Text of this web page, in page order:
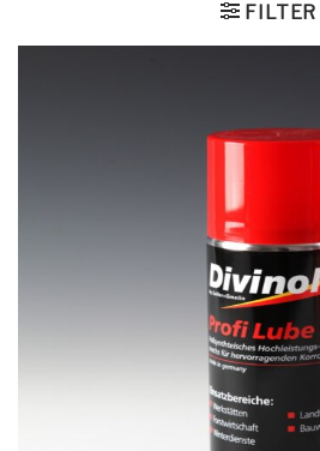
FILTER